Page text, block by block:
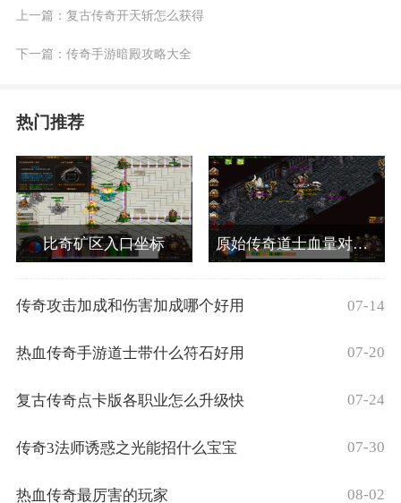
上一篇： 复古传奇开天斩怎么获得
下一篇： 传奇手游暗殿攻略大全
热门推荐
比奇矿区入口坐标 原始传奇道士血量对应等级
传奇攻击加成和伤害加成哪个好用 07-14
热血传奇手游道士带什么符石好用 07-20
复古传奇点卡版各职业怎么升级快 07-24
传奇3法师诱惑之光能招什么宝宝 07-30
热血传奇最厉害的玩家 08-02